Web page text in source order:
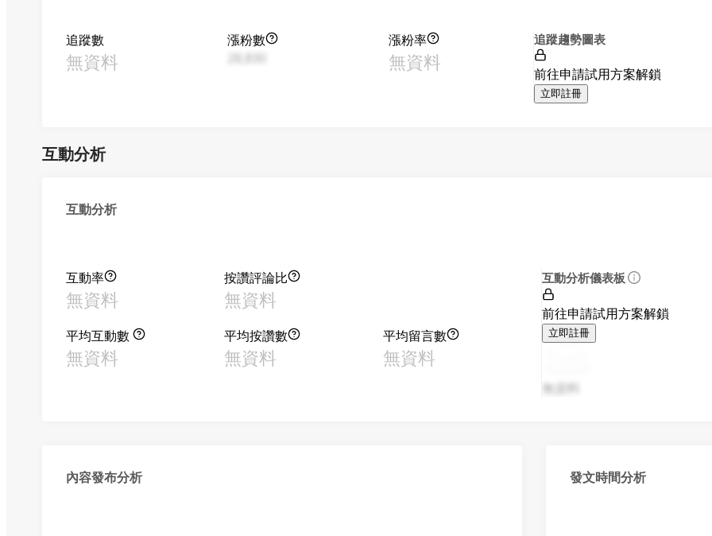
追蹤數
無資料
漲粉數
漲粉率
無資料
追蹤趨勢圖表
前往申請試用方案解鎖
立即註冊
互動分析
互動分析
互動率
無資料
按讚評論比
無資料
平均互動數
無資料
平均按讚數
無資料
平均留言數
無資料
互動分析儀表板
前往申請試用方案解鎖
立即註冊
無資料
內容發布分析 發文時間分析